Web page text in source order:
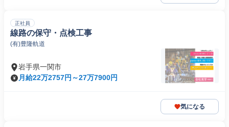
正社員
線路の保守・点検工事
(有)豊隆軌道
岩手県一関市
月給22万2757円～27万7900円
気になる